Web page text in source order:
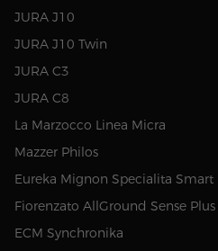
JURA J10
JURA J10 Twin
JURA C3
JURA C8
La Marzocco Linea Micra
Mazzer Philos
Eureka Mignon Specialita Smart
Fiorenzato AllGround Sense Plus
ECM Synchronika